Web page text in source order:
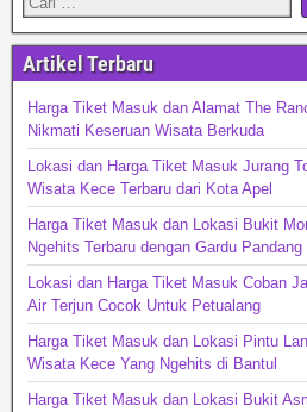
Artikel Terbaru
Harga Tiket Masuk dan Alamat The
Nikmati Keseruan Wisata Berkuda
Lokasi dan Harga Tiket Masuk Jurang
Wisata Kece Terbaru dari Kota Apel
Harga Tiket Masuk dan Lokasi Bukit
Ngehits Terbaru dengan Gardu
Lokasi dan Harga Tiket Masuk Coban
Air Terjun Cocok Untuk Petualang
Harga Tiket Masuk dan Lokasi Pintu
Wisata Kece Yang Ngehits di Bantul
Harga Tiket Masuk dan Lokasi Bukit